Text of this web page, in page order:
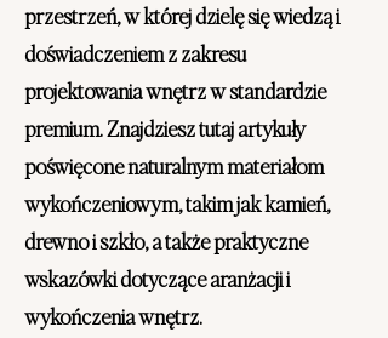
przestrzeń, w której dzielę się wiedzą i
doświadczeniem z zakresu
projektowania wnętrz w standardzie
premium. Znajdziesz tutaj artykuły
poświęcone naturalnym materiałom
wykończeniowym, takim jak kamień,
drewno i szkło, a także praktyczne
wskazówki dotyczące aranżacji i
wykończenia wnętrz.